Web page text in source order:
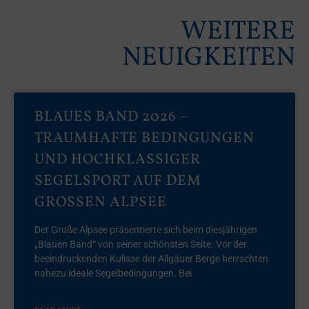
WEITERE
NEUIGKEITEN
BLAUES BAND 2026 –
TRAUMHAFTE BEDINGUNGEN
UND HOCHKLASSIGER
SEGELSPORT AUF DEM
GROSSEN ALPSEE
Der Große Alpsee präsentierte sich beim diesjährigen
„Blauen Band“ von seiner schönsten Seite. Vor der
beeindruckenden Kulisse der Allgäuer Berge herrschten
nahezu ideale Segelbedingungen. Bei